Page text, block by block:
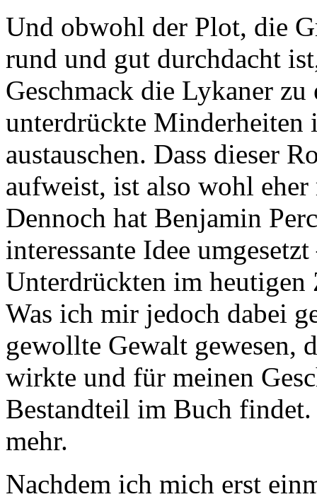
Und obwohl der Plot, die
rund und gut durchdacht
Geschmack die Lykaner
unterdrückte Minderheiten
austauschen. Dass dieser
aufweist, ist also wohl
Dennoch hat Benjamin
interessante Idee
Unterdrückten im
Was ich mir jedoch dabei
gewollte Gewalt gewesen,
wirkte und für meinen
Bestandteil im Buch
mehr.
Nachdem ich mich erst